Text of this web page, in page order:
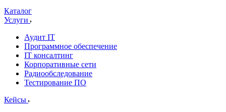
Каталог
Услуги
Аудит IT
Программное обеспечение
IT консалтинг
Корпоративные сети
Радиообследование
Тестирование ПО
Кейсы